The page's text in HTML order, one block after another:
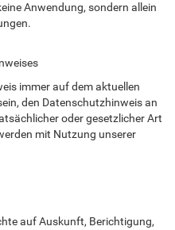
Anwendung, sondern allein
immer auf dem aktuellen
den Datenschutzhinweis an
oder gesetzlicher Art
mit Nutzung unserer
auf Auskunft, Berichtigung,